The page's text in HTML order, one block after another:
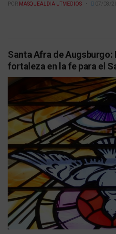
POR MASQUEALDIA UTMEDIOS 07/08/
Santa Afra de
fortaleza en la fe para el